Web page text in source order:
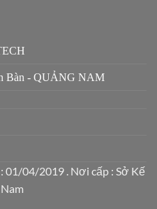
Bàn - QUẢNG NAM
01/04/2019 . Nơi cấp : Sở Kế